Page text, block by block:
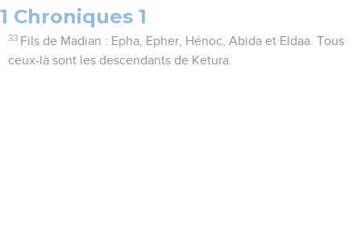
1 Chroniques 1
33 Fils de Madian : Epha, Epher, Hénoc, Abida et Eldaa. Tous
ceux-là sont les descendants de Ketura.